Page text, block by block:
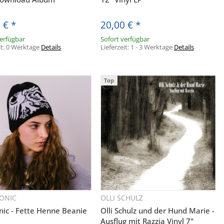
€ *
0 Werktage Details
20,00 € *
Sofort verfügbar
Lieferzeit: 1 - 3 Werktage Details
Schnellkauf
- Fette Henne Beanie
Top
Schnellkauf
OLLI SCHULZ
Olli Schulz und der Hund Marie -
Ausflug mit Razzia Vinyl 7"
den
und ich sie
widerrufen